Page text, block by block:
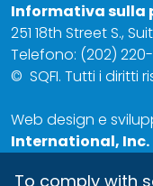
Informativa sulla
251 18th Street S.,
Telefono: (202)
© SQFI. Tutti i diritti
Web design e
International, Inc.
To comply with